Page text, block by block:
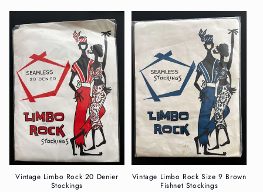
Vintage Limbo Rock 20 Denier
Stockings
Vintage Limbo Rock Size 9 Brown
Fishnet Stockings